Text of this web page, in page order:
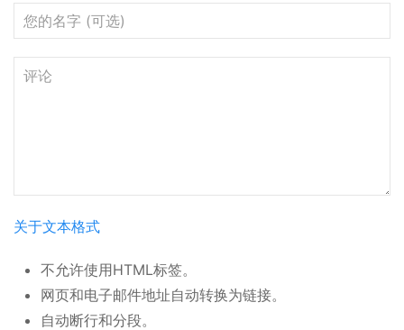
您
的
名
评
关于文本格式
不允许使用HTML标签。
网页和电子邮件地址自动转换为链接。
自动断行和分段。